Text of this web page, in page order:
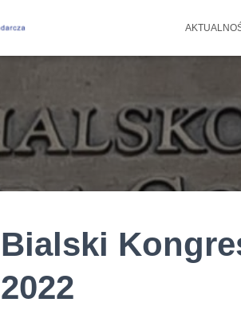
Bialski
2022